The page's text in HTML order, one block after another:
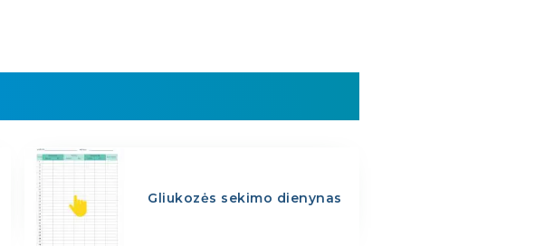
Gliukozės sekimo dienynas